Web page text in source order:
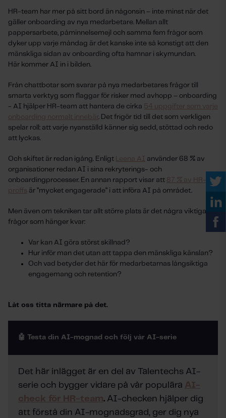
HR-team har mer på sitt bord än någonsin – inte minst när det
gäller onboarding av nya medarbetare. Mellan allt
pappersarbete, påminnelsemejl och samma fem frågor som
dyker upp varje måndag är det kanske inte så konstigt att den
mänskliga sidan av onboarding ofta hamnar i skymundan.
Här kommer AI in i bilden.
Från chattbotar som svarar på nya medarbetares frågor till
smarta verktyg som flaggar för risker med avhopp – onboarding
- AI hjälper HR-team att hantera de cirka 54 uppgifter som varje
onboarding normalt innebär. Det frigör tid till det som verkligen
spelar roll: att varje nyanställd känner sig sedd, stöttad och redo
att lyckas.
Och skiftet är redan igång. Enligt Leena AI använder 68 % av
organisationer redan AI i sina rekryterings- och
onboardingprocesser. En annan rapport visar att 87 % av HR-
proffs är ”mycket engagerade” i att införa AI på området.
Men även om tekniken tar allt större plats är det några viktiga
frågor som hänger kvar:
Var kan AI göra störst skillnad?
Hur inför man det utan att tappa den mänskliga känslan?
Och vad betyder det här för medarbetarnas långsiktiga
engagemang och retention?
Låt oss titta närmare på det.
🤖 Testa din AI-mognad och följ vår AI-serie
Det här inlägget är en del av Talentechs AI-
serie och bygger vidare på vår populära
. AI-checken hjälper dig
att förstå din AI-mognadsgrad, ger dig nya